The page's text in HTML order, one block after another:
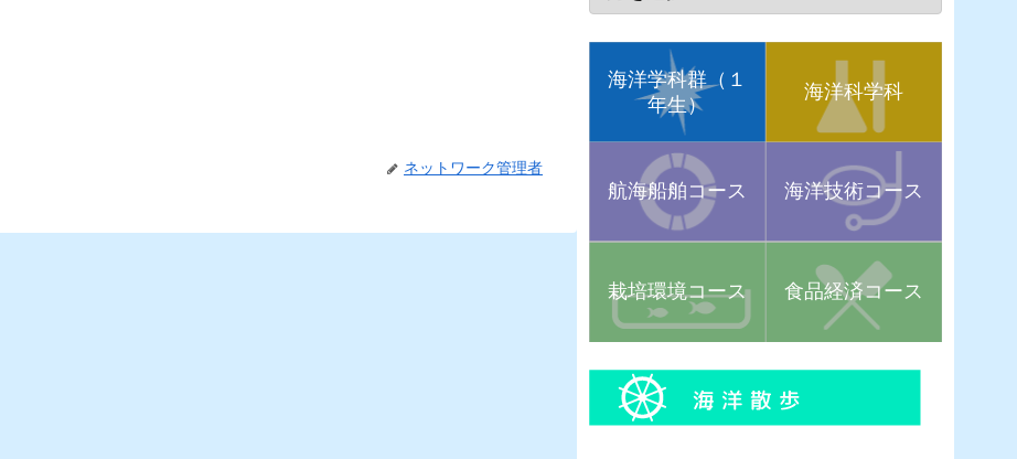
ネットワーク管理者
海洋学科群（１
年生）
海洋科学科
航海船舶コース 海洋技術コース
栽培環境コース 食品経済コース